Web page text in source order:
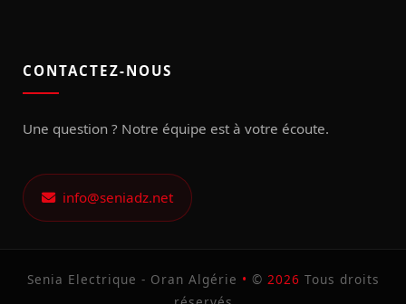
CONTACTEZ-NOUS
Une question ? Notre équipe est à votre écoute.
info@seniadz.net
Senia Electrique - Oran Algérie • © 2026 Tous droits